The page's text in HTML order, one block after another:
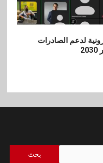
لدعم الصادرات